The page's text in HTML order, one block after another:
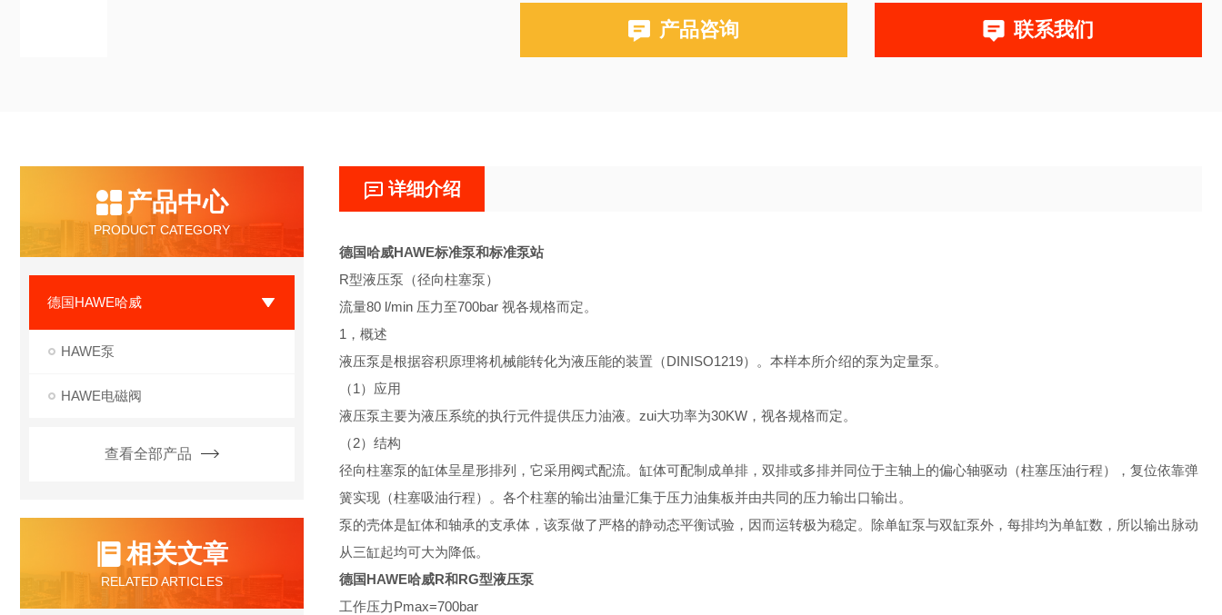
产品咨询 联系我们
产品中心
PRODUCT CATEGORY
德国HAWE哈威
HAWE泵
HAWE电磁阀
查看全部产品
相关文章
RELATED ARTICLES
详细介绍
德国哈威HAWE标准泵和标准泵站
R型液压泵（径向柱塞泵）
流量80 l/min 压力至700bar 视各规格而定。
1，概述
液压泵是根据容积原理将机械能转化为液压能的装置（DINISO1219）。本样本所介绍的泵为定量泵。
（1）应用
液压泵主要为液压系统的执行元件提供压力油液。zui大功率为30KW，视各规格而定。
（2）结构
径向柱塞泵的缸体呈星形排列，它采用阀式配流。缸体可配制成单排，双排或多排并同位于主轴上的偏心轴驱动（柱塞压油行程），复位依靠弹
簧实现（柱塞吸油行程）。各个柱塞的输出油量汇集于压力油集板并由共同的压力输出口输出。
泵的壳体是缸体和轴承的支承体，该泵做了严格的静动态平衡试验，因而运转极为稳定。除单缸泵与双缸泵外，每排均为单缸数，所以输出脉动
从三缸起均可大为降低。
德国HAWE哈威R和RG型液压泵
工作压力Pmax=700bar